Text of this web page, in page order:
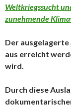
Weltkriegssucht
zunehmende
Der ausgelagerte
aus erreicht
wird.
Durch diese